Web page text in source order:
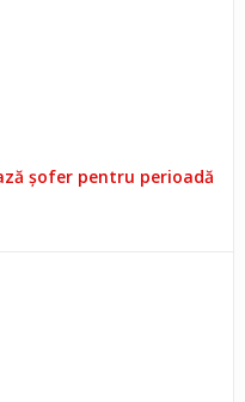
șofer pentru perioadă